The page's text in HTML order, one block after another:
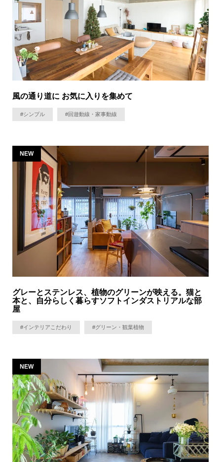
風の通り道に お気に入りを集めて
#シンプル #回遊動線・家事動線
NEW
グレーとステンレス、植物のグリーンが映える。猫と
本と、自分らしく暮らすソフトインダストリアルな部
屋
#インテリアこだわり #グリーン・観葉植物
NEW